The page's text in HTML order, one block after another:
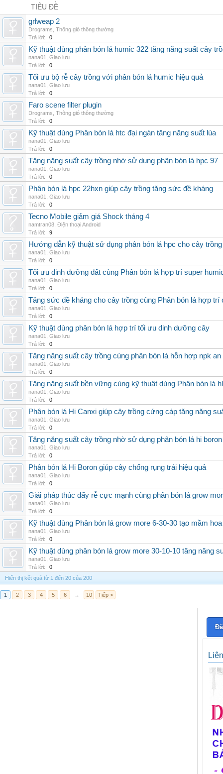
TIÊU ĐỀ
grlweap 2
Drograms Thông gió thông thường
Trả lời:
0
Kỹ thuật dùng phân bón lá humic 322 tăng năng suất cây
nana01
Giao lưu
Trả lời:
0
Tối ưu bộ rễ cây trồng với phân bón lá humic hiệu quả
nana01
Giao lưu
Trả lời:
0
Faro scene filter plugin
Drograms Thông gió thông thường
Trả lời:
0
Kỹ thuật dùng Phân bón lá htc đại ngàn tăng năng suất lúa
nana01
Giao lưu
Trả lời:
0
Tăng năng suất cây trồng nhờ sử dụng phân bón lá hpc 97
nana01
Giao lưu
Trả lời:
0
Phân bón lá hpc 22hxn giúp cây trồng tăng sức đề kháng
nana01
Giao lưu
Trả lời:
0
Tecno Mobile giảm giá Shock tháng 4
namtran08 Điện thoại Android
Trả lời:
9
Hướng dẫn kỹ thuật sử dụng phân bón lá hpc cho cây trồng
nana01
Giao lưu
Trả lời:
0
Tối ưu dinh dưỡng đất cùng Phân bón lá hợp trí super
nana01
Giao lưu
Trả lời:
0
Tăng sức đề kháng cho cây trồng cùng Phân bón lá hợp trí
nana01
Giao lưu
Trả lời:
0
Kỹ thuật dùng phân bón lá hợp trí tối ưu dinh dưỡng cây
nana01
Giao lưu
Trả lời:
0
Tăng năng suất cây trồng cùng phân bón lá hỗn hợp npk an
nana01
Giao lưu
Trả lời:
0
Tăng năng suất bền vững cùng kỹ thuật dùng Phân bón lá
nana01
Giao lưu
Trả lời:
0
Phân bón lá Hi Canxi giúp cây trồng cứng cáp tăng năng
nana01
Giao lưu
Trả lời:
0
Tăng năng suất cây trồng nhờ sử dụng phân bón lá hi
nana01
Giao lưu
Trả lời:
0
Phân bón lá Hi Boron giúp cây chống rụng trái hiệu quả
nana01
Giao lưu
Trả lời:
0
Giải pháp thúc đẩy rễ cực mạnh cùng phân bón lá grow
nana01
Giao lưu
Trả lời:
0
Kỹ thuật dùng Phân bón lá grow more 6-30-30 tạo mầm hoa
nana01
Giao lưu
Trả lời:
0
Kỹ thuật dùng phân bón lá grow more 30-10-10 tăng năng
nana01
Giao lưu
Trả lời:
0
Hiển thị kết quả từ 1 đến 20 của 200
1 2 3 4 5 6 → 10 Tiếp >